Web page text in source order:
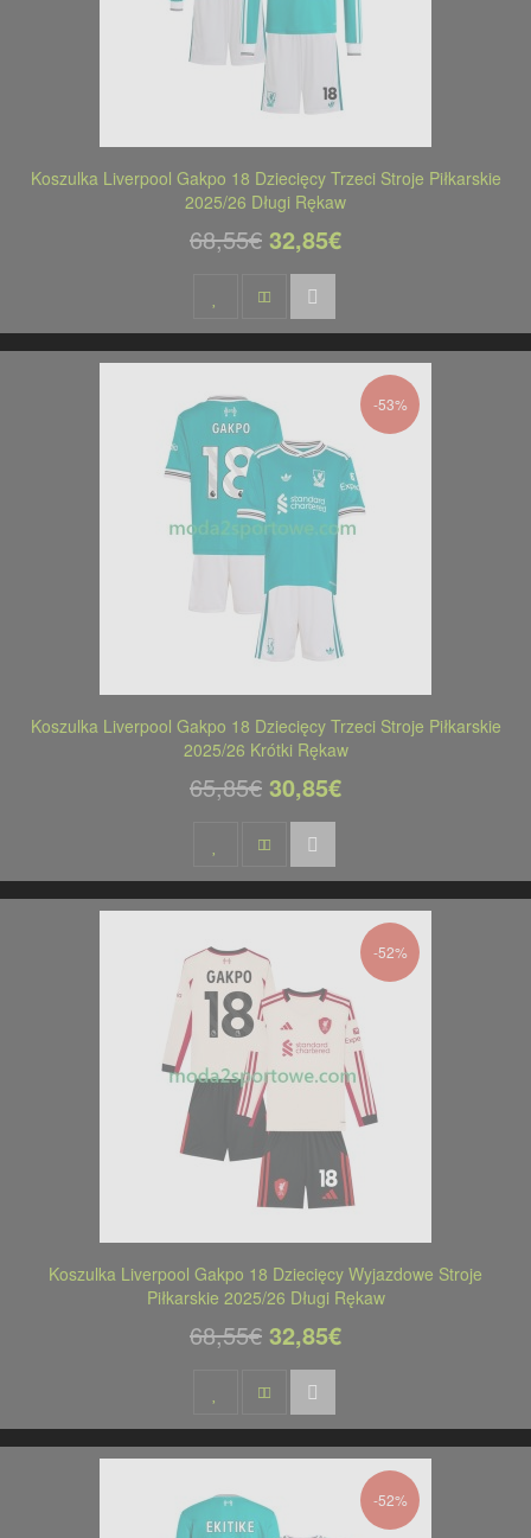
Koszulka Liverpool Gakpo 18 Dziecięcy Trzeci Stroje Piłkarskie
2025/26 Długi Rękaw
68,55€ 32,85€
-53%
Koszulka Liverpool Gakpo 18 Dziecięcy Trzeci Stroje Piłkarskie
2025/26 Krótki Rękaw
65,85€ 30,85€
-52%
Koszulka Liverpool Gakpo 18 Dziecięcy Wyjazdowe Stroje
Piłkarskie 2025/26 Długi Rękaw
68,55€ 32,85€
-52%